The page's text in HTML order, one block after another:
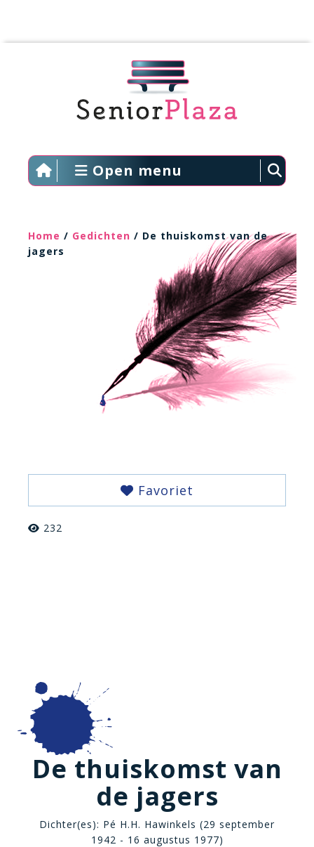
Open menu
Home / Gedichten / De thuiskomst van de
jagers
Favoriet
232
De thuiskomst van
de jagers
Dichter(es): Pé H.H. Hawinkels (29 september
1942 - 16 augustus 1977)